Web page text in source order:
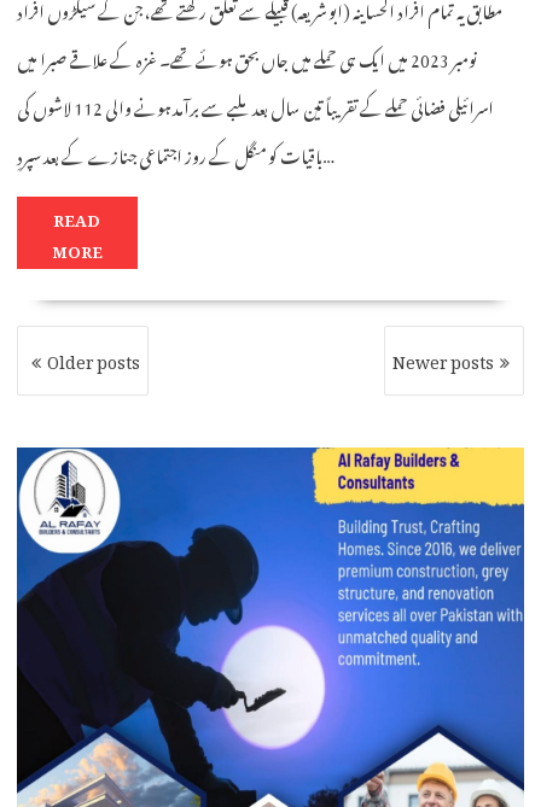
نومبر 2023 میں ایک ہی حملے میں جاں بحق ہوئے تھے۔ غزہ کے علاقے صبرا میں
اسرائیلی فضائی حملے کے تقریباً تین سال بعد ملبے سے برآمد ہونے والی 112 لاشوں کی
باقیات کو منگل کے روز اجتماعی جنازے کے بعد سپردِ…
READ
MORE
POSTS
NAVIGATION
Older posts Newer posts